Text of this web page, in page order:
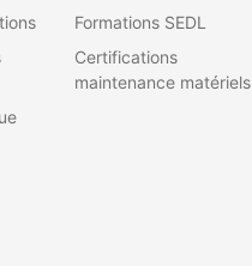
Formations SEDL
Certifications
maintenance matériels